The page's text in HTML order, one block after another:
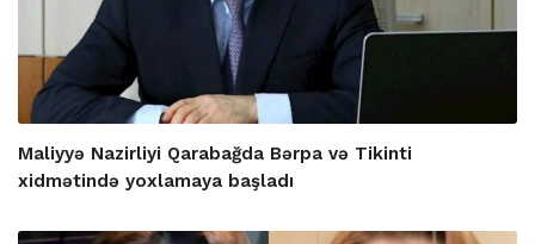
Maliyyə Nazirliyi Qarabağda Bərpa və Tikinti
xidmətində yoxlamaya başladı